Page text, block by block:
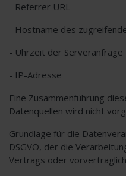
- Referrer URL
- Hostname des
- Uhrzeit der Serveranfrage
- IP-Adresse
Eine Zusammenführung
Datenquellen wird nicht
Grundlage für die
DSGVO, der die
Vertrags oder